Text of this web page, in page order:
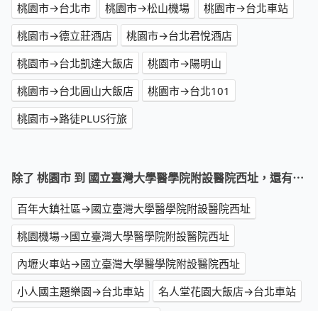
桃園市→台北市 桃園市→松山機場
桃園市→台北車站
桃園市→德立莊酒店
桃園市→台北君悅酒店
桃園市→台北凱達大飯店
桃園市→陽明山
桃園市→台北圓山大飯店
桃園市→台北101
桃園市→路徒PLUS行旅
除了 桃園市 到 國立臺灣大學醫學院附設醫院西址，還有⋯
百年大鎮社區→國立臺灣大學醫學院附設醫院西址
桃園機場→國立臺灣大學醫學院附設醫院西址
內壢火車站→國立臺灣大學醫學院附設醫院西址
小人國主題樂園→台北車站
名人堂花園大飯店→台北車站